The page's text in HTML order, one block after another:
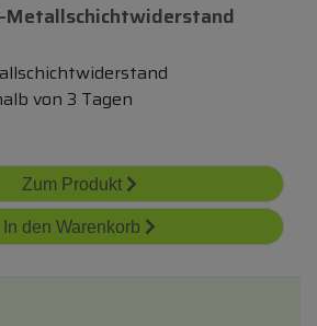
Metallschichtwiderstand
von 3 Tagen
Zum Produkt
In den Warenkorb